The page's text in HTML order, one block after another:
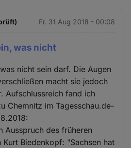
Fr. 31 Aug 2018 - 00:08
was nicht
nicht sein darf. Die Augen
macht sie jedoch
Aufschlussreich fand ich
Chemnitz im Tagesschau.de-
Ausspruch des früheren
Kurt Biedenkopf: "Sachsen hat